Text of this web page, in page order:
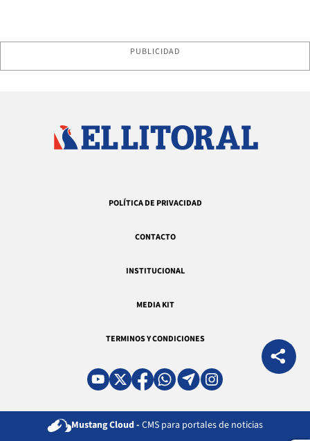
PUBLICIDAD
POLÍTICA DE PRIVACIDAD
CONTACTO
INSTITUCIONAL
MEDIA KIT
TERMINOS Y CONDICIONES
Mustang Cloud - CMS para portales de noticias